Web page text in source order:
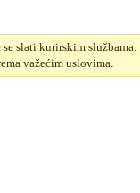
slati kurirskim službama.
važećim uslovima.